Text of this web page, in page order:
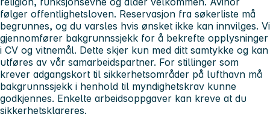
følger offentlighetsloven. Reservasjon fra søkerliste må
begrunnes, og du varsles hvis ønsket ikke kan innvilges. Vi
gjennomfører bakgrunnssjekk for å bekrefte opplysninger
i CV og vitnemål. Dette skjer kun med ditt samtykke og kan
utføres av vår samarbeidspartner. For stillinger som
krever adgangskort til sikkerhetsområder på lufthavn må
bakgrunnssjekk i henhold til myndighetskrav kunne
godkjennes. Enkelte arbeidsoppgaver kan kreve at du
sikkerhetsklareres.